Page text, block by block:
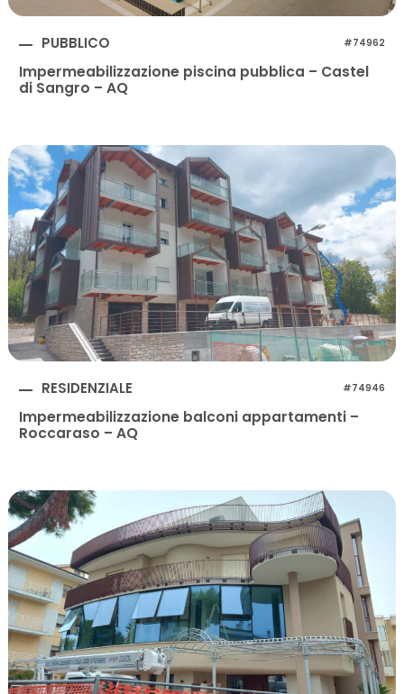
PUBBLICO #74962
Impermeabilizzazione piscina pubblica – Castel
di Sangro – AQ
RESIDENZIALE #74946
Impermeabilizzazione balconi appartamenti –
Roccaraso – AQ